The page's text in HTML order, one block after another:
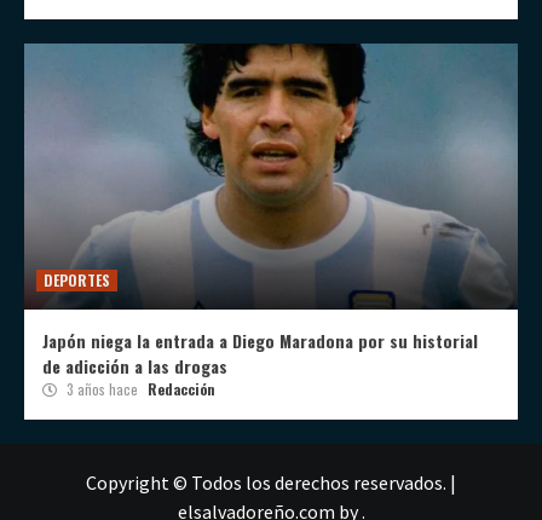
DEPORTES
Japón niega la entrada a Diego Maradona por su historial
de adicción a las drogas
3 años hace Redacción
Copyright © Todos los derechos reservados. |
elsalvadoreño.com by .